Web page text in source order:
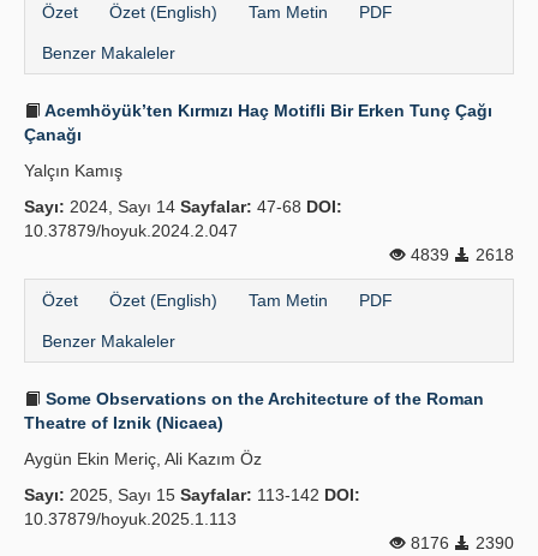
Özet Özet (English) Tam Metin PDF
Benzer Makaleler
Acemhöyük’ten Kırmızı Haç Motifli Bir Erken Tunç Çağı
Çanağı
Yalçın Kamış
Sayı: 2024, Sayı 14 Sayfalar: 47-68 DOI:
10.37879/hoyuk.2024.2.047
4839
2618
Özet Özet (English) Tam Metin PDF
Benzer Makaleler
Some Observations on the Architecture of the Roman
Theatre of Iznik (Nicaea)
Aygün Ekin Meriç, Ali Kazım Öz
Sayı: 2025, Sayı 15 Sayfalar: 113-142 DOI:
10.37879/hoyuk.2025.1.113
8176
2390